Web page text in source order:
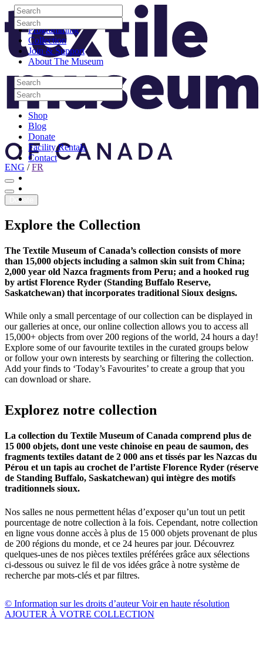
Skip to content
Visit
Programming
Collection
Join & Support
About The Museum
Search
Search
Search
Search
Shop
Blog
Donate
Facility Rentals
Contact
Youtube
Search
Search
Search
Search
Site Logo
ENG /FR
Donate
Explore the Collection
The Textile Museum of Canada’s collection consists of more
than 15,000 objects including a salmon skin suit from China;
2,000 year old Nazca fragments from Peru; and a hooked rug
by artist Florence Ryder (Standing Buffalo Reserve,
Saskatchewan) that incorporates traditional Sioux designs.
While only a small percentage of our collection can be displayed in
our galleries at once, our online collection allows you to access all
15,000+ objects from over 200 regions of the world, 24 hours a day!
Explore some of our favourite textiles in the curated groups below
or follow your own interests by searching or filtering the collection.
Add your finds to ‘Today’s Favourites’ to create a group that you
can download or share.
Explorez notre collection
La collection du Textile Museum of Canada comprend plus de
15 000 objets, dont une veste chinoise en peau de saumon, des
fragments textiles datant de 2 000 ans et tissés par les Nazcas du
Pérou et un tapis au crochet de l’artiste Florence Ryder (réserve
de Standing Buffalo, Saskatchewan) qui intègre des motifs
traditionnels sioux.
Nos salles ne nous permettent hélas d’exposer qu’un tout un petit
pourcentage de notre collection à la fois. Cependant, notre collection
en ligne vous donne accès à plus de 15 000 objets provenant de plus
de 200 régions du monde, et ce 24 heures par jour. Découvrez
quelques-unes de nos pièces textiles préférées grâce aux sélections
ci-dessous ou suivez le fil de vos idées grâce à notre système de
recherche par mots-clés et par filtres.
© Information sur les droits d’auteurVoir en haute résolution
AJOUTER À VOTRE COLLECTION